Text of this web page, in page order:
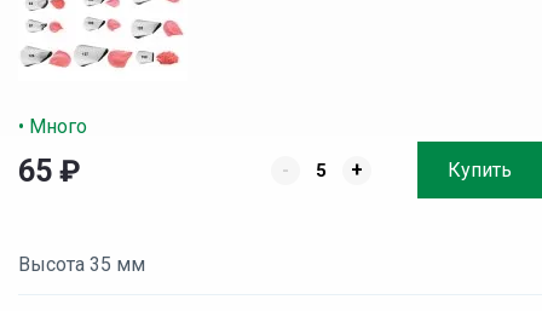
• Много
65 ₽ - + Купить
Высота 35 мм